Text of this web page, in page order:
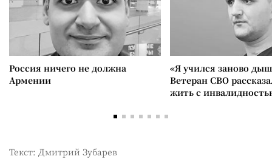
Россия ничего не должна
Армении
«Я учился заново
Ветеран СВО
жить с
Текст: Дмитрий Зубарев